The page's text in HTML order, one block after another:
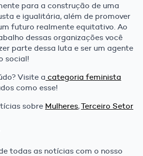
para a construção de uma
e igualitária, além de promover
futuro realmente equitativo. Ao
dessas organizações você
parte dessa luta e ser um agente
social!
Visite a categoria feminista
como esse!
sobre Mulheres,Terceiro Setor
todas as notícias com o nosso